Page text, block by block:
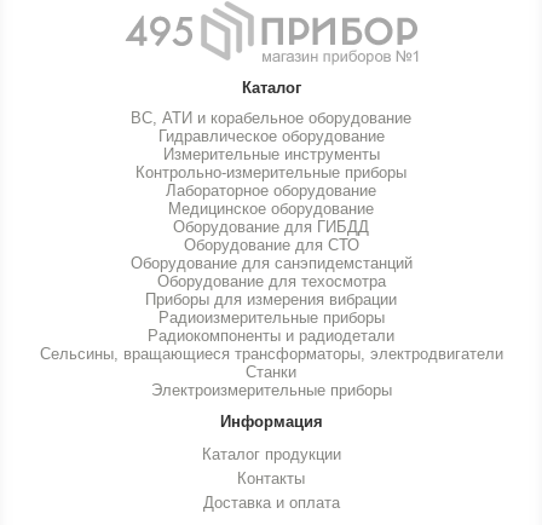
Каталог
ВС, АТИ и корабельное оборудование
Гидравлическое оборудование
Измерительные инструменты
Контрольно-измерительные приборы
Лабораторное оборудование
Медицинское оборудование
Оборудование для ГИБДД
Оборудование для СТО
Оборудование для санэпидемстанций
Оборудование для техосмотра
Приборы для измерения вибрации
Радиоизмерительные приборы
Радиокомпоненты и радиодетали
Сельсины, вращающиеся трансформаторы, электродвигатели
Станки
Электроизмерительные приборы
Информация
Каталог продукции
Контакты
Доставка и оплата